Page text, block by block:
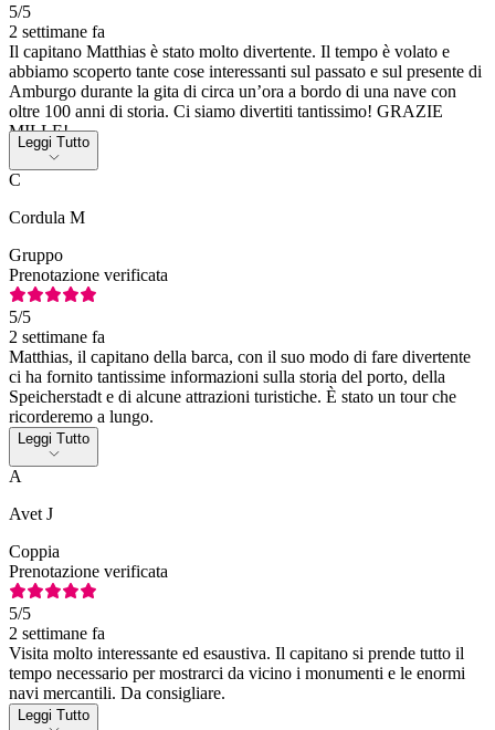
5/5
2 settimane fa
Il capitano Matthias è stato molto divertente. Il tempo è volato e
abbiamo scoperto tante cose interessanti sul passato e sul presente di
Amburgo durante la gita di circa un’ora a bordo di una nave con
oltre 100 anni di storia. Ci siamo divertiti tantissimo! GRAZIE
MILLE!
Leggi Tutto
C
Cordula M
Gruppo
Prenotazione verificata
5/5
2 settimane fa
Matthias, il capitano della barca, con il suo modo di fare divertente
ci ha fornito tantissime informazioni sulla storia del porto, della
Speicherstadt e di alcune attrazioni turistiche. È stato un tour che
ricorderemo a lungo.
Leggi Tutto
A
Avet J
Coppia
Prenotazione verificata
5/5
2 settimane fa
Visita molto interessante ed esaustiva. Il capitano si prende tutto il
tempo necessario per mostrarci da vicino i monumenti e le enormi
navi mercantili. Da consigliare.
Leggi Tutto